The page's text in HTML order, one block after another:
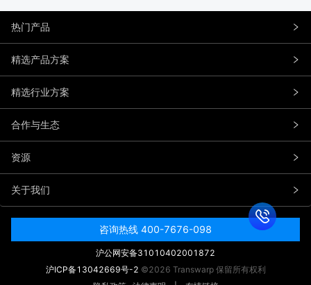
热门产品
精选产品方案
精选行业方案
合作与生态
资源
关于我们
咨询热线 400-7676-098
沪公网安备31010402001872
沪ICP备13042669号-2 ©2026 Transwarp 保留所有权利